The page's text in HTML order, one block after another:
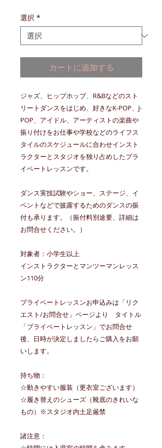
選択 *
カートに追加する
ジャズ、ヒップホップ、R&Bなどのスト
リートダンスをはじめ、好きなK-POP、J-
POP、アイドル、アーティストの楽曲や
振り付けをお仕事や学校などのライフス
タイルのスケジュールに合わせインスト
ラクターとスタジオを独り占めしたプラ
イベートレッスンです。
ダンス実技試験やショー、ステージ、イ
ベントなどで披露するためのダンスの振
付も承ります。（振付料別途要、詳細は
お問合せください。）
対象者：小学生以上
インストラクターとマンツーマンレッス
ン110分
プライベートレッスンお申込みは「リク
エスト/お問合せ」ページより タイトル
「プライベートレッスン」でお問合せ
後、日時が決定しましたらご購入をお願
いします。
持ち物：
☆動きやすい服装（更衣室ございます）
☆履き替えのシューズ（靴底のきれいな
もの）※スタジオ内土足厳禁
諸注意：